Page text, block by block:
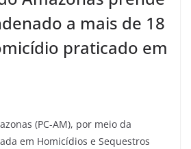
a mais de 18
praticado em
(PC-AM), por meio da
em Homicídios e Sequestros